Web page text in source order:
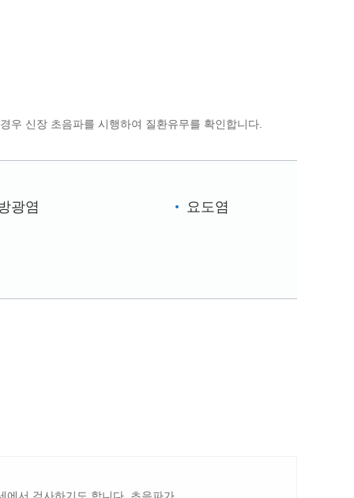
우 신장 초음파를 시행하여 질환유무를 확인합니다.
광염 요도염